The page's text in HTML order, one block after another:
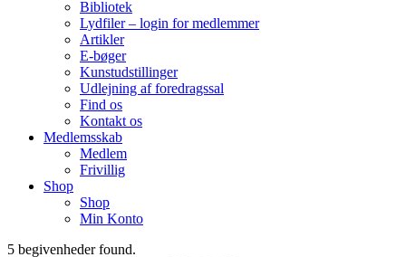
Bibliotek
Lydfiler – login for medlemmer
Artikler
E-bøger
Kunstudstillinger
Udlejning af foredragssal
Find os
Kontakt os
Medlemsskab
Medlem
Frivillig
Shop
Shop
Min Konto
5 begivenheder found.